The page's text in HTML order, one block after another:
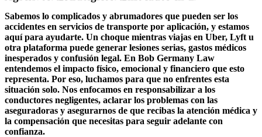
Sabemos lo complicados y abrumadores que pueden ser los
accidentes en servicios de transporte por aplicación, y estamos
aquí para ayudarte. Un choque mientras viajas en Uber, Lyft u
otra plataforma puede generar lesiones serias, gastos médicos
inesperados y confusión legal. En Bob Germany Law
entendemos el impacto físico, emocional y financiero que esto
representa. Por eso, luchamos para que no enfrentes esta
situación solo. Nos enfocamos en responsabilizar a los
conductores negligentes, aclarar los problemas con las
aseguradoras y asegurarnos de que recibas la atención médica y
la compensación que necesitas para seguir adelante con
confianza.